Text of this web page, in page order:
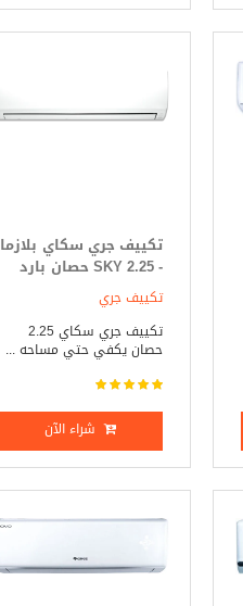
تكييف جري سكاي بلازما
- SKY 2.25 حصان بارد
فقط
تكييف جري
تكييف جري سكاي 2.25
حصان يكفي حتي مساحه ...
شراء الآن